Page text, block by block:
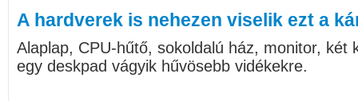
A hardverek is nehezen viselik ezt a
Alaplap, CPU-hűtő, sokoldalú ház, monitor, két
egy deskpad vágyik hűvösebb vidékekre.